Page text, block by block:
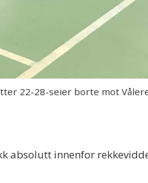
22-28-seier borte mot
absolutt innenfor